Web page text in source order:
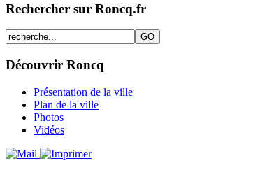
Rechercher sur Roncq.fr
Découvrir Roncq
Présentation de la ville
Plan de la ville
Photos
Vidéos